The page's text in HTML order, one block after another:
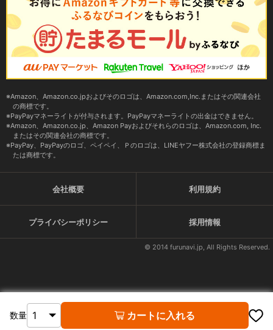
数量 カートに入れる
Amazon、Amazon.co.jpおよびそのロゴは、Amazon.com,Inc.またはその関連会社
の商標です。
PayPayマネーライトが付与されます。PayPayマネーライトの出金はできません。
Amazon、Amazon.co.jp、Amazon Payおよびそれらのロゴは、Amazon.com, Inc.
またはその関連会社の商標です。
PayPay、PayPayのロゴ、ペイペイ、Ｐのロゴは、LINEヤフー株式会社の登録商標ま
たは商標です。
会社概要 利用規約
プライバシーポリシー 採用情報
© 2014 furunavi.jp, All Rights Reserved.